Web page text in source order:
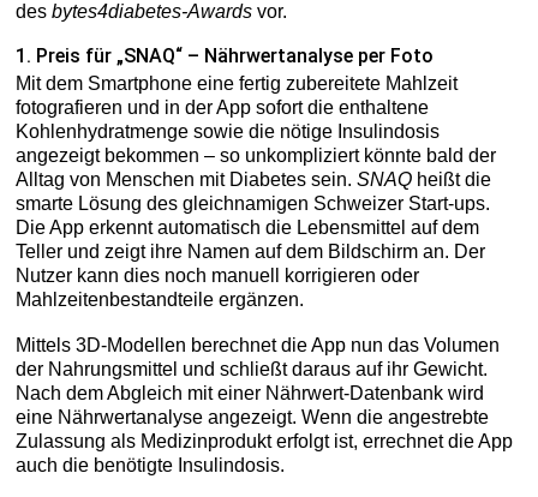
desbytes4diabetes-Awards vor.
1. Preis für „SNAQ“ – Nährwertanalyse per Foto
Mit dem Smartphone eine fertig zubereitete Mahlzeit
fotografieren und in der App sofort die enthaltene
Kohlenhydratmenge sowie die nötige Insulindosis
angezeigt bekommen – so unkompliziert könnte bald der
Alltag von Menschen mit Diabetes sein.SNAQ heißt die
smarte Lösung des gleichnamigen Schweizer Start-ups.
Die App erkennt automatisch die Lebensmittel auf dem
Teller und zeigt ihre Namen auf dem Bildschirm an. Der
Nutzer kann dies noch manuell korrigieren oder
Mahlzeitenbestandteile ergänzen.
Mittels 3D-Modellen berechnet die App nun das Volumen
der Nahrungsmittel und schließt daraus auf ihr Gewicht.
Nach dem Abgleich mit einer Nährwert-Datenbank wird
eine Nährwertanalyse angezeigt. Wenn die angestrebte
Zulassung als Medizinprodukt erfolgt ist, errechnet die App
auch die benötigte Insulindosis.